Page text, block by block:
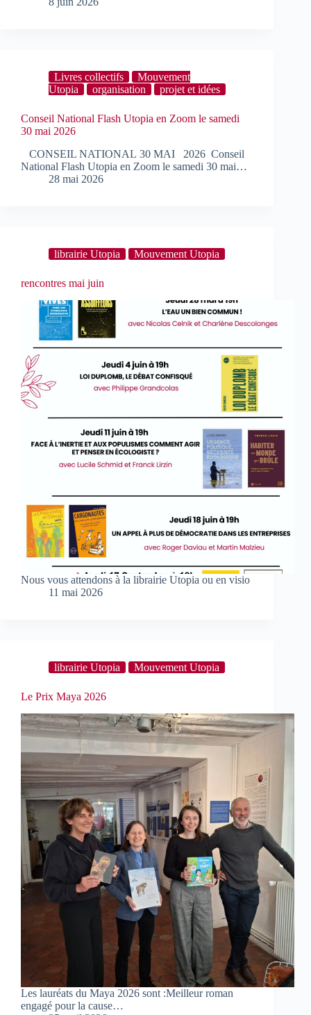
Livres collectifs
Mouvement
Utopia
organisation projet et idées
­Conseil National Flash Utopia en Zoom le samedi
30 mai 2026
­ ­­ CONSEIL NATIONAL 30 MAI­ ­ ­­ 2026 ­ ­Conseil
National Flash Utopia en Zoom le samedi 30 mai…
28 mai 2026
librairie Utopia Mouvement Utopia
rencontres mai juin
Nous vous attendons à la librairie Utopia ou en visio
11 mai 2026
librairie Utopia Mouvement Utopia
Le Prix Maya 2026
Les lauréats du Maya 2026 sont :Meilleur roman
engagé pour la cause…